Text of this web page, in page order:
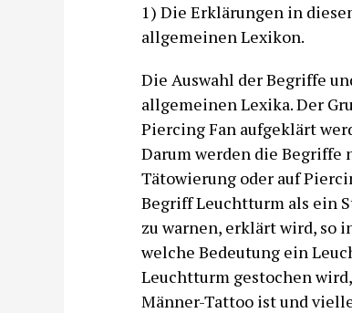
1) Die Erklärungen in
allgemeinen Lexikon.
Die Auswahl der Begriffe
allgemeinen Lexika. Der
Piercing Fan aufgeklärt
Darum werden die Begriffe
Tätowierung oder auf
Begriff Leuchtturm als ein
zu warnen, erklärt wird, so
welche Bedeutung ein
Leuchtturm gestochen
Männer-Tattoo ist und